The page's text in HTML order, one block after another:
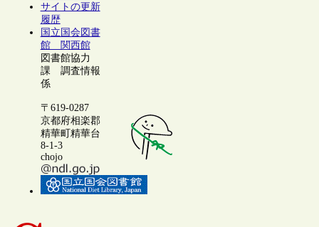
サイトの更新
履歴
国立国会図書
館 関西館
図書館協力
課 調査情報
係
〒619-0287
京都府相楽郡
精華町精華台
8-1-3
chojo